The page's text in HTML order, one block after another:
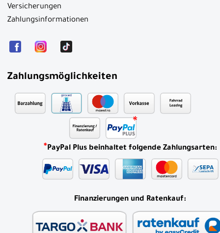
Versicherungen
Zahlungsinformationen
Zahlungsmöglichkeiten
*PayPal Plus beinhaltet folgende Zahlungsarten:
Finanzierungen und Ratenkauf: